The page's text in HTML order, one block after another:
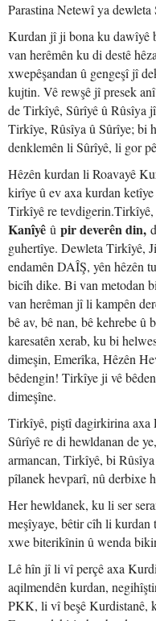
Parastina Netewî ya dewleta
Kurdan jî ji bona ku dawîyê
van herêmên ku di destê
xwepêşandan û gengeşî jî
kujtin. Vê rewşê jî presek
de Tirkîyê, Sûrîyê û Rûsîya
Tirkîye, Rûsîya û Sûrîye; bi
denklemên li Sûrîyê, li gor
Hêzên kurdan li Roavayê
kirîye û ev axa kurdan
Tirkîyê re
Kanîyê û pir deverên din,
guhertîye. Dewleta Tirkîyê,
endamên DAÎŞ, yên hêzên
bicîh dike. Bi van metodan
van herêman jî li kampên
bê av, bê nan, bê kehrebe û
karesatên xerab, ku bi
dimeşin, Emerîka, Hêzên
bêdengin! Tirkîye ji vê
dimeşîne.
Tirkîyê, piştî dagirkirina axa
Sûrîyê re di hewldanan de
armancan, Tirkîyê, bi
pîlanek hevparî, nû derbixe
Her hewldanek, ku li ser
meşîyaye, bêtir cîh li
xwe biterikînin û wenda
Lê hîn jî li vî perçê axa
aqilmendên kurdan,
PKK, li vî beşê Kurdistanê,